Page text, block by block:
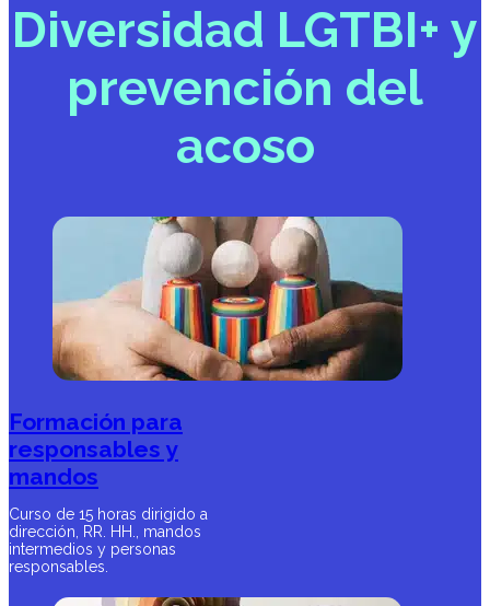
Diversidad LGTBI+ y
prevención del
acoso
Formación para
responsables y
mandos
Curso de 15 horas dirigido a
dirección, RR. HH., mandos
intermedios y personas
responsables.